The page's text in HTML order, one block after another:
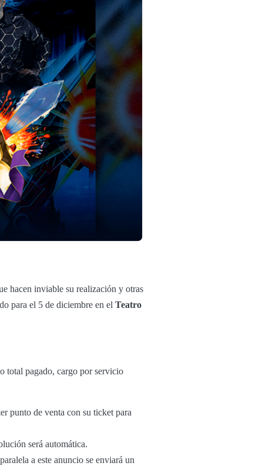
hacen inviable su realización y otras
para el 5 de diciembre en el Teatro
total pagado, cargo por servicio
punto de venta con su ticket para
será automática.
a este anuncio se enviará un